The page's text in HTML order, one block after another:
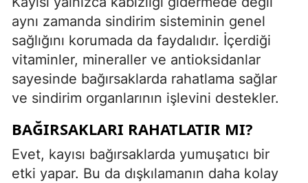
aynı zamanda sindirim sisteminin genel
sağlığını korumada da faydalıdır. İçerdiği
vitaminler, mineraller ve antioksidanlar
sayesinde bağırsaklarda rahatlama sağlar
ve sindirim organlarının işlevini destekler.
BAĞIRSAKLARI RAHATLATIR MI?
Evet, kayısı bağırsaklarda yumuşatıcı bir
etki yapar. Bu da dışkılamanın daha kolay